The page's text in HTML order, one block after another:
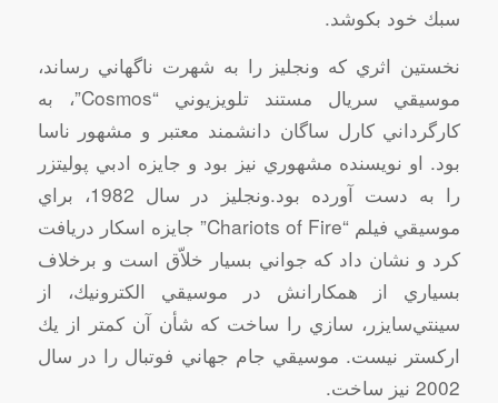
سبك‌ خود بكوشد.
نخستين‌ اثري‌ كه‌ ونجليز را به‌ شهرت‌ ناگهاني‌ رساند،
موسيقي‌ سريال‌ مستند تلويزيوني‌ “Cosmos”، به‌
كارگرداني‌ كارل‌ ساگان‌ دانشمند معتبر و مشهور ناسا
بود. او نويسنده‌ مشهوري‌ نيز بود و جايزه‌ ادبي‌ پوليتزر
را به‌ دست‌ آورده‌ بود.ونجليز در سال‌ 1982، براي‌
موسيقي‌ فيلم‌ “Chariots of Fire” جايزه‌ اسكار دريافت‌
كرد و نشان‌ داد كه‌ جواني‌ بسيار خلاّق‌ است‌ و برخلاف‌
بسياري‌ از همكارانش‌ در موسيقي‌ الكترونيك‌، از
سينتي‌سايزر، سازي‌ را ساخت‌ كه‌ شأن‌ آن‌ كمتر از يك‌
اركستر نيست‌. موسيقي‌ جام‌ جهاني‌ فوتبال‌ را در سال‌
2002 نيز ساخت‌.